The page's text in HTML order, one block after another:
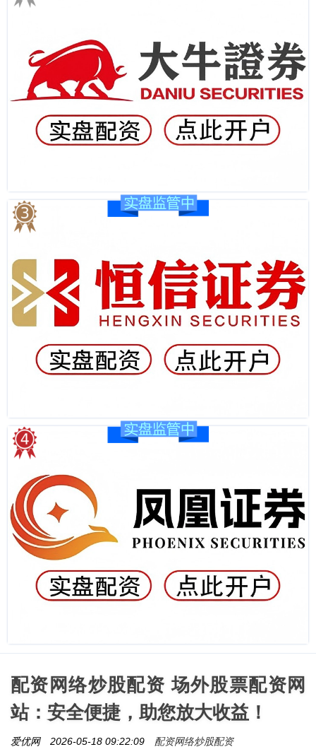
配资网络炒股配资 场外股票配资网
站：安全便捷，助您放大收益！
爱优网 2026-05-18 09:22:09 配资网络炒股配资